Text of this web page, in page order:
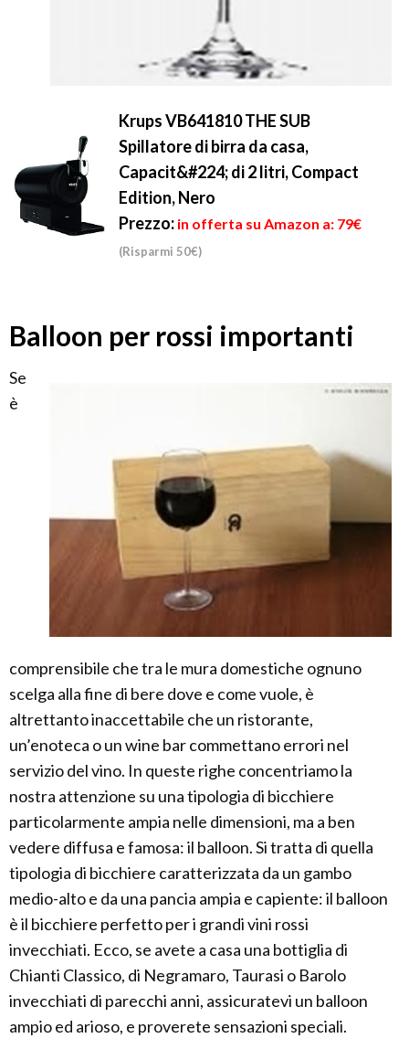
Krups VB641810 THE SUB
Spillatore di birra da casa,
Capacit&#224; di 2 litri, Compact
Edition, Nero
Prezzo: in offerta su Amazon a: 79€
(Risparmi 50€)
Balloon per rossi importanti
Se
è
comprensibile che tra le mura domestiche ognuno
scelga alla fine di bere dove e come vuole, è
altrettanto inaccettabile che un ristorante,
un’enoteca o un wine bar commettano errori nel
servizio del vino. In queste righe concentriamo la
nostra attenzione su una tipologia di bicchiere
particolarmente ampia nelle dimensioni, ma a ben
vedere diffusa e famosa: il balloon. Si tratta di quella
tipologia di bicchiere caratterizzata da un gambo
medio-alto e da una pancia ampia e capiente: il balloon
è il bicchiere perfetto per i grandi vini rossi
invecchiati. Ecco, se avete a casa una bottiglia di
Chianti Classico, di Negramaro, Taurasi o Barolo
invecchiati di parecchi anni, assicuratevi un balloon
ampio ed arioso, e proverete sensazioni speciali.